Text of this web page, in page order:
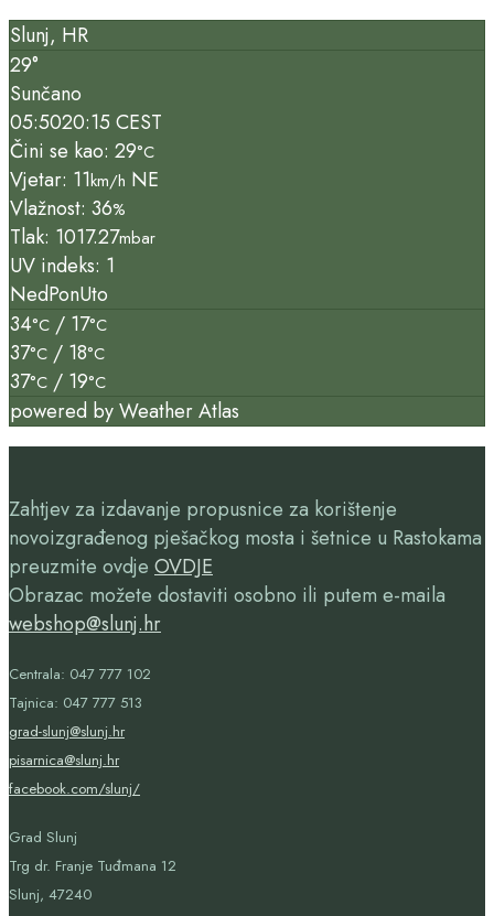
Slunj, HR
29°
Sunčano
05:5020:15 CEST
Čini se kao: 29°C
Vjetar: 11km/h NE
Vlažnost: 36%
Tlak: 1017.27mbar
UV indeks: 1
NedPonUto
34°C / 17°C
37°C / 18°C
37°C / 19°C
powered byWeather Atlas
Zahtjev za izdavanje propusnice za korištenje
novoizgrađenog pješačkog mosta i šetnice u Rastokama
preuzmite ovdje OVDJE
Obrazac možete dostaviti osobno ili putem e-maila
webshop@slunj.hr
Centrala: 047 777 102
Tajnica: 047 777 513
grad-slunj@slunj.hr
pisarnica@slunj.hr
facebook.com/slunj/
Grad Slunj
Trg dr. Franje Tuđmana 12
Slunj, 47240